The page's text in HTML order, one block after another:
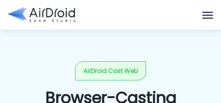
AirDroid Cast Web
Browser-Casting